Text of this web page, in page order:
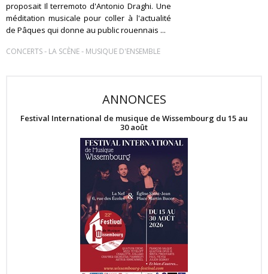
proposait Il terremoto d'Antonio Draghi. Une
méditation musicale pour coller à l'actualité
de Pâques qui donne au public rouennais ...
CONCERTS- LA SCÈNE- MUSIQUE D'ENSEMBLE
ANNONCES
Festival International de musique de Wissembourg du 15 au
30 août